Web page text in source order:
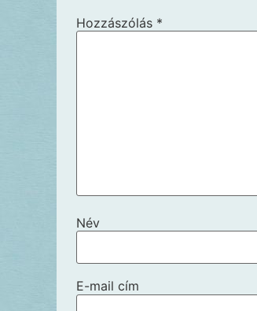
Hozzászólás *
Név
E-mail cím